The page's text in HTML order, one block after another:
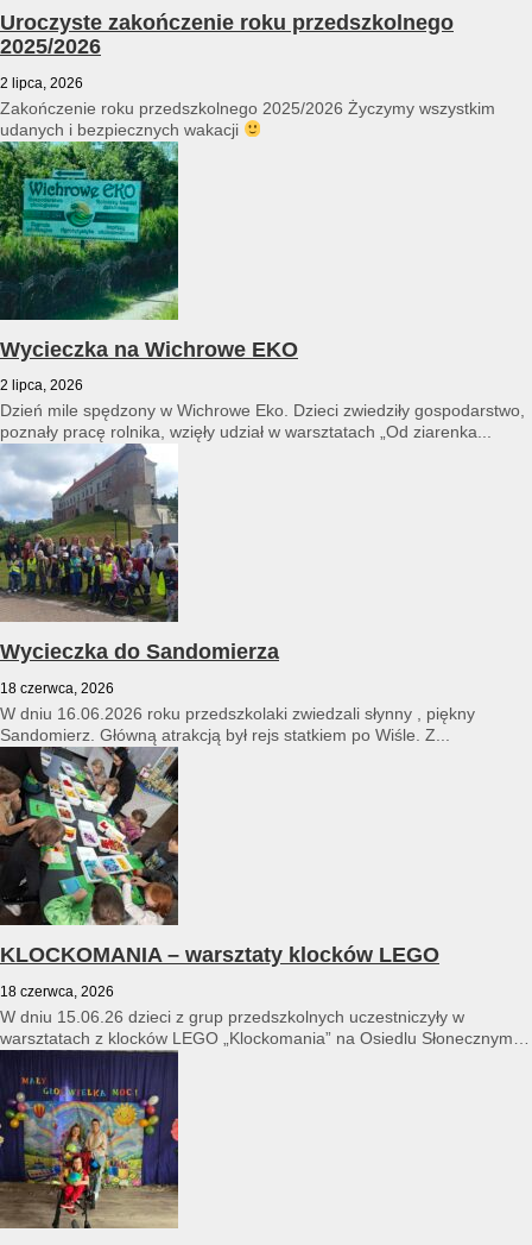
Uroczyste zakończenie roku przedszkolnego
2025/2026
2 lipca, 2026
Zakończenie roku przedszkolnego 2025/2026 Życzymy wszystkim
udanych i bezpiecznych wakacji
Wycieczka na Wichrowe EKO
2 lipca, 2026
Dzień mile spędzony w Wichrowe Eko. Dzieci zwiedziły gospodarstwo,
poznały pracę rolnika, wzięły udział w warsztatach „Od ziarenka...
Wycieczka do Sandomierza
18 czerwca, 2026
W dniu 16.06.2026 roku przedszkolaki zwiedzali słynny , piękny
Sandomierz. Główną atrakcją był rejs statkiem po Wiśle. Z...
KLOCKOMANIA – warsztaty klocków LEGO
18 czerwca, 2026
W dniu 15.06.26 dzieci z grup przedszkolnych uczestniczyły w
warsztatach z klocków LEGO „Klockomania” na Osiedlu Słonecznym